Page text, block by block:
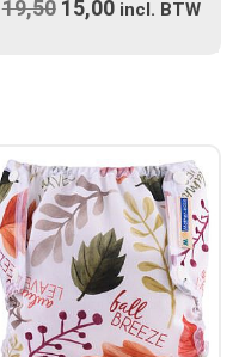
19,50 Oorspronkelijke
15,00Huidige
incl. BTW